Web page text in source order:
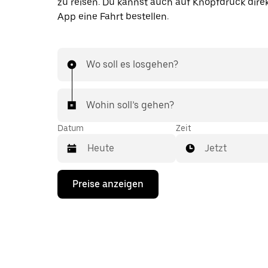
App eine Fahrt bestellen.
Wo soll es losgehen?
Wohin soll’s gehen?
Datum
Drücke
Nach-
Zeit
Jetzt
Preise anzeigen